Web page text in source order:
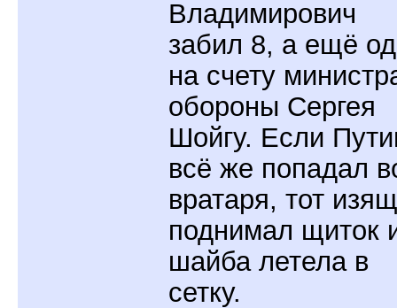
Владимирович
забил 8, а ещё
на счету
обороны Сергея
Шойгу. Если
всё же попадал
вратаря, тот
поднимал щиток
шайба летела в
сетку.